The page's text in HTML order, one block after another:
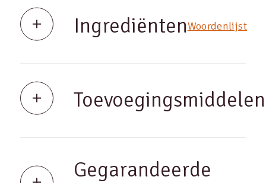
IngrediëntenWoordenlijst
Toevoegingsmiddelen
Gegarandeerde